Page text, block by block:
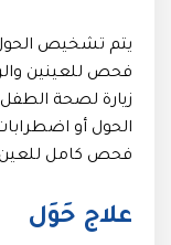
يتم تشخيص
فحص للعينين
زيارة لصحة
الحول أو
فحص كامل
علاج حَوَل